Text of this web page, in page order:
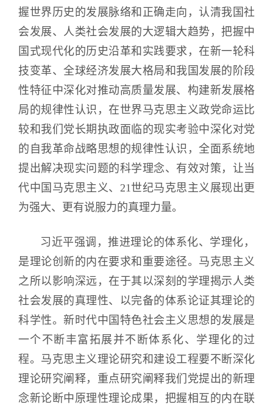
握世界历史的发展脉络和正确走向，认清我国社
会发展、人类社会发展的大逻辑大趋势，把握中
国式现代化的历史沿革和实践要求，在新一轮科
技变革、全球经济发展大格局和我国发展的阶段
性特征中深化对推动高质量发展、构建新发展格
局的规律性认识，在世界马克思主义政党命运比
较和我们党长期执政面临的现实考验中深化对党
的自我革命战略思想的规律性认识，全面系统地
提出解决现实问题的科学理念、有效对策，让当
代中国马克思主义、21世纪马克思主义展现出更
为强大、更有说服力的真理力量。
习近平强调，推进理论的体系化、学理化，
是理论创新的内在要求和重要途径。马克思主义
之所以影响深远，在于其以深刻的学理揭示人类
社会发展的真理性、以完备的体系论证其理论的
科学性。新时代中国特色社会主义思想的发展是
一个不断丰富拓展并不断体系化、学理化的过
程。马克思主义理论研究和建设工程要不断深化
理论研究阐释，重点研究阐释我们党提出的新理
念新论断中原理性理论成果，把握相互的内在联